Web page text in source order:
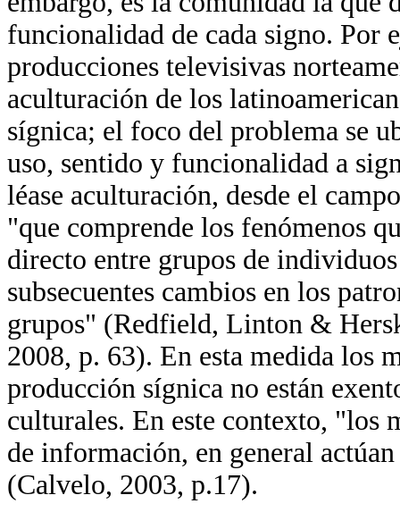
funcionalidad de cada signo. Por
producciones televisivas
aculturación de los
sígnica; el foco del problema se
uso, sentido y funcionalidad a
léase aculturación, desde el
"que comprende los fenómenos
directo entre grupos de
subsecuentes cambios en los
grupos" (Redfield, Linton &
2008, p. 63). En esta medida los
producción sígnica no están
culturales. En este contexto, "los
de información, en general
(Calvelo, 2003, p.17).